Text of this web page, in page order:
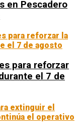
en Pescadero
para reforzar
el 7 de